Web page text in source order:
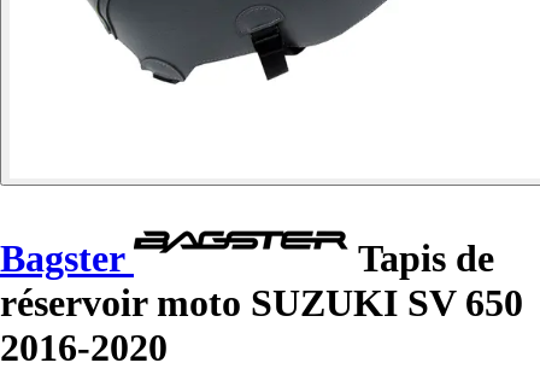
Bagster
Tapis de
réservoir moto SUZUKI SV 650
2016-2020